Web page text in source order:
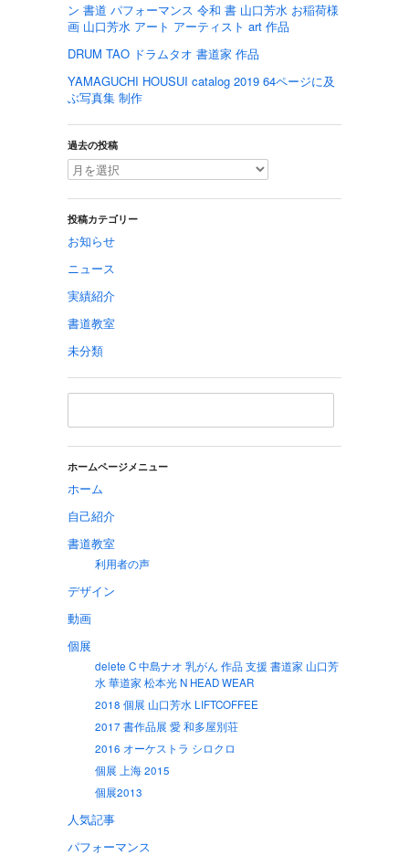
ン 書道 パフォーマンス 令和 書 山口芳水 お稲荷様
画 山口芳水 アート アーティスト art 作品
DRUM TAO ドラムタオ 書道家 作品
YAMAGUCHI HOUSUI catalog 2019 64ページに及
ぶ写真集 制作
過去の投稿
投稿カテゴリー
お知らせ
ニュース
実績紹介
書道教室
未分類
ホームページメニュー
ホーム
自己紹介
書道教室
利用者の声
デザイン
動画
個展
delete C 中島ナオ 乳がん 作品 支援 書道家 山口芳
水 華道家 松本光 N HEAD WEAR
2018 個展 山口芳水 LIFTCOFFEE
2017 書作品展 愛 和多屋別荘
2016 オーケストラ シロクロ
個展 上海 2015
個展2013
人気記事
パフォーマンス